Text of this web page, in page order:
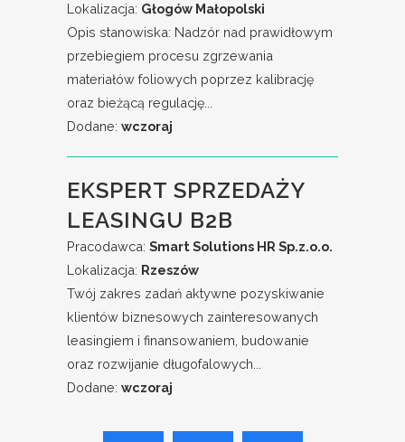
Lokalizacja: Głogów Małopolski
Opis stanowiska: Nadzór nad prawidłowym
przebiegiem procesu zgrzewania
materiałów foliowych poprzez kalibrację
oraz bieżącą regulację...
Dodane: wczoraj
EKSPERT SPRZEDAŻY
LEASINGU B2B
Pracodawca: Smart Solutions HR Sp.z.o.o.
Lokalizacja: Rzeszów
Twój zakres zadań aktywne pozyskiwanie
klientów biznesowych zainteresowanych
leasingiem i finansowaniem, budowanie
oraz rozwijanie długofalowych...
Dodane: wczoraj